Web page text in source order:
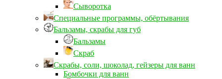
Сыворотка
Специальные программы, обёртывания
Бальзамы, скрабы для губ
Бальзамы
Скраб
Скрабы, соли, шоколад, гейзеры для ванн
Бомбочки для ванн